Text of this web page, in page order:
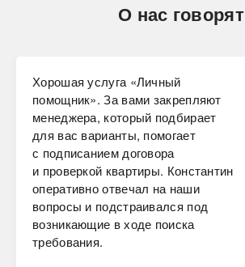
О нас говорят
Хорошая услуга «Личный
помощник». За вами закрепляют
менеджера, который подбирает
для вас варианты, помогает
с подписанием договора
и проверкой квартиры. Константин
оперативно отвечал на наши
вопросы и подстраивался под
возникающие в ходе поиска
требования.